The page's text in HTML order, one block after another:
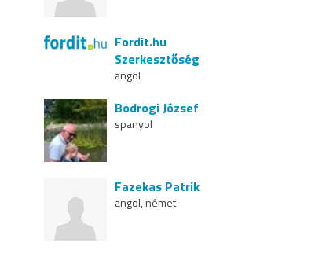
Fordit.hu
Szerkesztőség
angol
Bodrogi József
spanyol
Fazekas Patrik
angol, német